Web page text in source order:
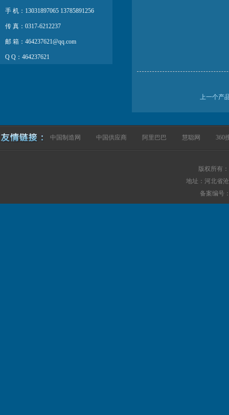
手 机：13031897065 13785891256
传 真：0317-6212237
邮 箱：464237621@qq.com
Q Q：464237621
上一个产
中国制造网 中国供应商 阿里巴巴 慧聪网 360
版权所有
地址：河北省
备案编号